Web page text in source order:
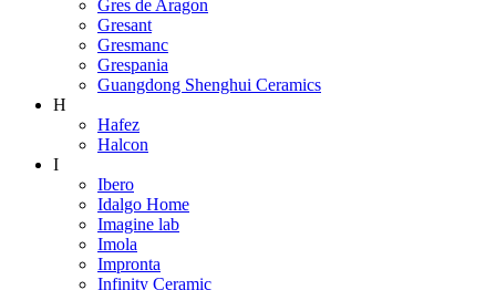
Gres de Aragon
Gresant
Gresmanc
Grespania
Guangdong Shenghui Ceramics
H
Hafez
Halcon
I
Ibero
Idalgo Home
Imagine lab
Imola
Impronta
Infinity Ceramic